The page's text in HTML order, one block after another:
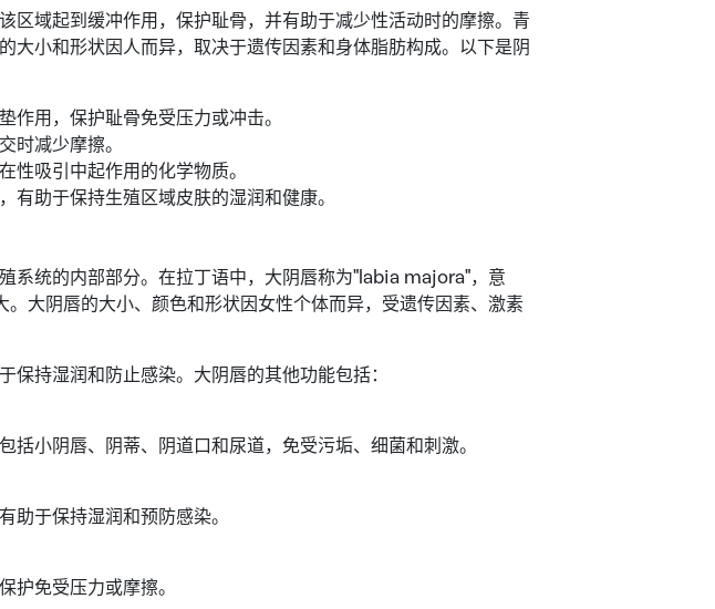
区域起到缓冲作用，保护耻骨，并有助于减少性活动时的摩擦。青
大小和形状因人而异，取决于遗传因素和身体脂肪构成。以下是阴
作用，保护耻骨免受压力或冲击。
时减少摩擦。
性吸引中起作用的化学物质。
有助于保持生殖区域皮肤的湿润和健康。
系统的内部部分。在拉丁语中，大阴唇称为"labia majora"，意
大阴唇的大小、颜色和形状因女性个体而异，受遗传因素、激素
持湿润和防止感染。大阴唇的其他功能包括：
括小阴唇、阴蒂、阴道口和尿道，免受污垢、细菌和刺激。
助于保持湿润和预防感染。
护免受压力或摩擦。